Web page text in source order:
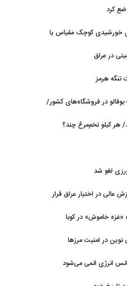
کرد
خورشیدی کوچک مقیاس یا
در عراق
تنگه هرمز
در فروشگاه‌های کشور/
هر کیلو تخم‌مرغ چند؟
لغو شد
عالی در اختیار عراق قرار
«غزه‌ خاموش» در کوبا
در امنیت مرزها
انرژی اتمی می‌شود